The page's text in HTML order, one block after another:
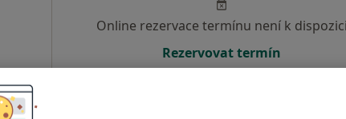
Online rezervace termínu není k dispozici
Rezervovat termín